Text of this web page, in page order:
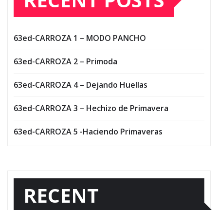
63ed-CARROZA 1 – MODO PANCHO
63ed-CARROZA 2 – Primoda
63ed-CARROZA 4 – Dejando Huellas
63ed-CARROZA 3 – Hechizo de Primavera
63ed-CARROZA 5 -Haciendo Primaveras
RECENT